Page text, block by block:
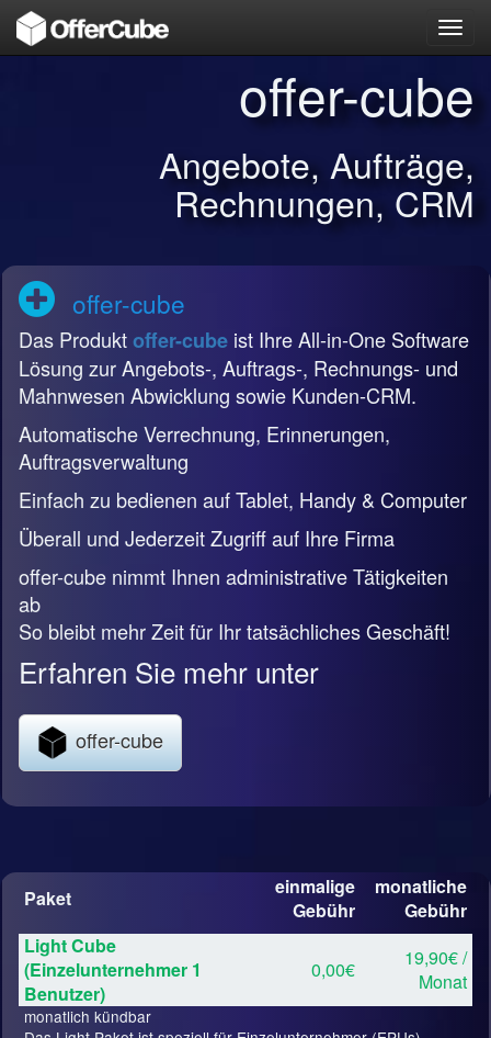
offer-cube
Angebote, Aufträge,
Rechnungen, CRM
offer-cube
Das Produktoffer-cube ist Ihre All-in-One Software
Lösung zur Angebots-, Auftrags-, Rechnungs- und
Mahnwesen Abwicklung sowie Kunden-CRM.
Automatische Verrechnung, Erinnerungen,
Auftragsverwaltung
Einfach zu bedienen auf Tablet, Handy & Computer
Überall und Jederzeit Zugriff auf Ihre Firma
offer-cube nimmt Ihnen administrative Tätigkeiten
ab
So bleibt mehr Zeit für Ihr tatsächliches Geschäft!
Erfahren Sie mehr unter
offer-cube
Paket
einmalige
Gebühr
monatliche
Gebühr
Light Cube
(Einzelunternehmer 1
Benutzer)
0,00€
19,90€ /
Monat
monatlich kündbar